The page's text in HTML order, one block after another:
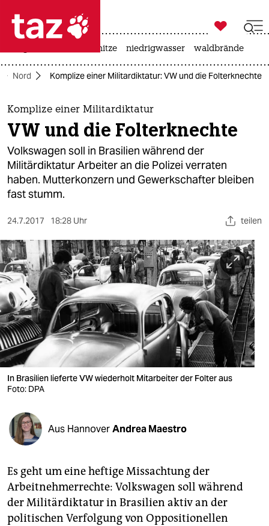
 taz zahl ich
taz zahl ich
themen
politik
öko
gesellschaft
kultur
sport
berlin
nord
wahrheit
verlag
verlag
shop
fragen & hilfe
unterstützen
abo
genossenschaft

taz zahl ich
hitze niedrigwasser waldbrände
Nord Komplize einer Militardiktatur: VW und die Folterknechte
Komplize einer Militardiktatur
VW und die Folterknechte
Volkswagen soll in Brasilien während der
Militärdiktatur Arbeiter an die Polizei verraten
haben. Mutterkonzern und Gewerkschafter bleiben
fast stumm.
24.7.2017 18:28 Uhr teilen
In Brasilien lieferte VW wiederholt Mitarbeiter der Folter aus
Foto: DPA
Aus HannoverAndrea Maestro
Es geht um eine heftige Missachtung der
Arbeitnehmerrechte: Volkswagen soll während
der Militärdiktatur in Brasilien aktiv an der
politischen Verfolgung von Oppositionellen